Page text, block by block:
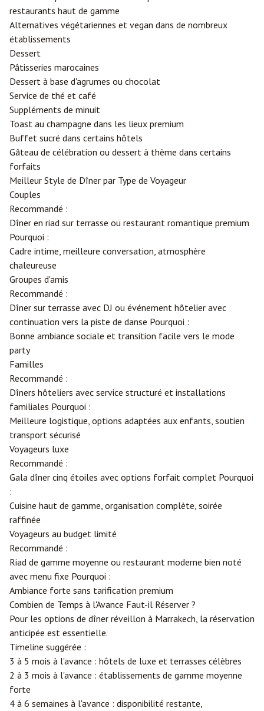
restaurants haut de gamme
Alternatives végétariennes et vegan dans de nombreux
établissements
Dessert
Pâtisseries marocaines
Dessert à base d'agrumes ou chocolat
Service de thé et café
Suppléments de minuit
Toast au champagne dans les lieux premium
Buffet sucré dans certains hôtels
Gâteau de célébration ou dessert à thème dans certains
forfaits
Meilleur Style de Dîner par Type de Voyageur
Couples
Recommandé :
Dîner en riad sur terrasse ou restaurant romantique premium
Pourquoi :
Cadre intime, meilleure conversation, atmosphère
chaleureuse
Groupes d'amis
Recommandé :
Dîner sur terrasse avec DJ ou événement hôtelier avec
continuation vers la piste de danse Pourquoi :
Bonne ambiance sociale et transition facile vers le mode
party
Familles
Recommandé :
Dîners hôteliers avec service structuré et installations
familiales Pourquoi :
Meilleure logistique, options adaptées aux enfants, soutien
transport sécurisé
Voyageurs luxe
Recommandé :
Gala dîner cinq étoiles avec options forfait complet Pourquoi
:
Cuisine haut de gamme, organisation complète, soirée
raffinée
Voyageurs au budget limité
Recommandé :
Riad de gamme moyenne ou restaurant moderne bien noté
avec menu fixe Pourquoi :
Ambiance forte sans tarification premium
Combien de Temps à l'Avance Faut-il Réserver ?
Pour les options de dîner réveillon à Marrakech, la réservation
anticipée est essentielle.
Timeline suggérée :
3 à 5 mois à l'avance : hôtels de luxe et terrasses célèbres
2 à 3 mois à l'avance : établissements de gamme moyenne
forte
4 à 6 semaines à l'avance : disponibilité restante,